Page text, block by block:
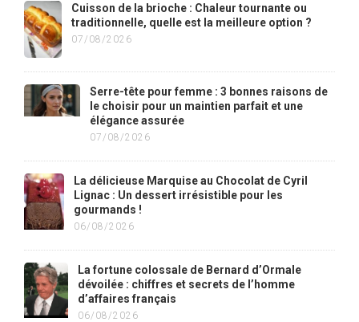
Cuisson de la brioche : Chaleur tournante ou
traditionnelle, quelle est la meilleure option ?
07/08/2026
Serre-tête pour femme : 3 bonnes raisons de
le choisir pour un maintien parfait et une
élégance assurée
07/08/2026
La délicieuse Marquise au Chocolat de Cyril
Lignac : Un dessert irrésistible pour les
gourmands !
06/08/2026
La fortune colossale de Bernard d’Ormale
dévoilée : chiffres et secrets de l’homme
d’affaires français
06/08/2026